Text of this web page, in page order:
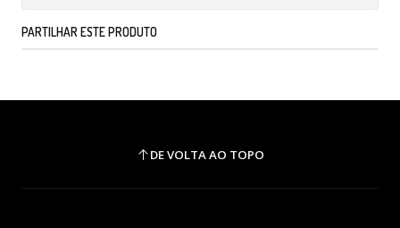
PARTILHAR ESTE PRODUTO
DE VOLTA AO TOPO